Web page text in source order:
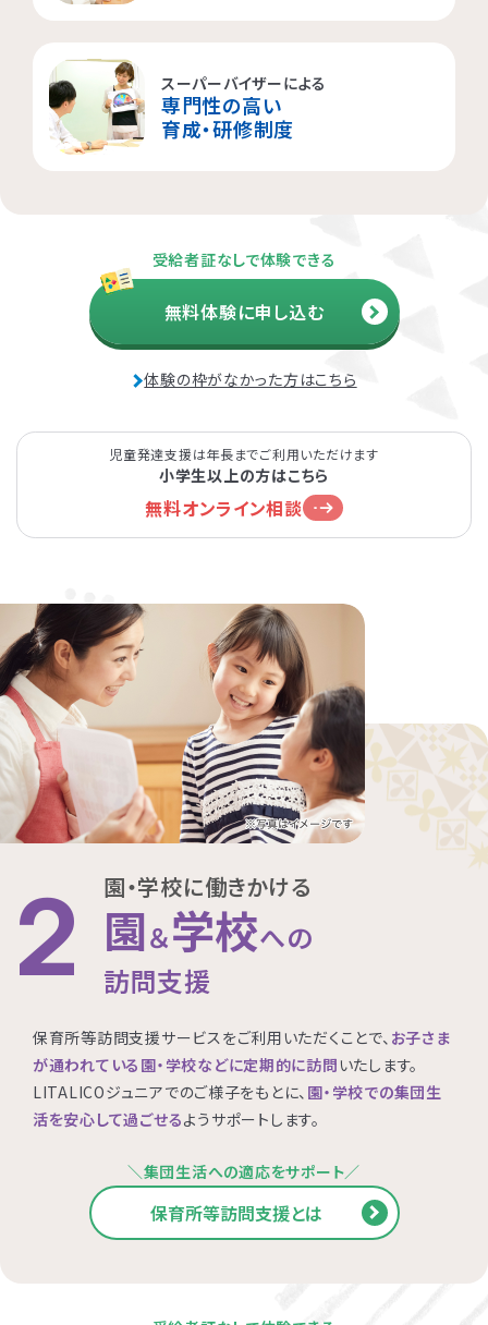
スーパーバイザーによる
専門性の高い
育成・研修制度
受給者証なしで体験できる
無料体験に申し込む
体験の枠がなかった方はこちら
児童発達支援は年長までご利用いただけます
小学生以上の方はこちら
無料オンライン相談
2 園・学校に働きかける
園＆学校への
訪問支援
保育所等訪問支援サービスをご利用いただくことで、 お子さま
が通われている園・学校などに定期的に訪問いたします。
LITALICOジュニアでのご様子をもとに、 園・学校での集団生
活を安心して過ごせるようサポートします。
＼集団生活への適応をサポート／
保育所等訪問支援とは
大田区
横浜市旭区
相模原市